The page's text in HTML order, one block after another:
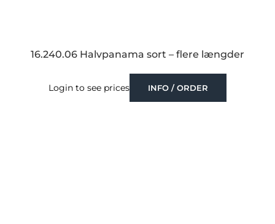
16.240.06 Halvpanama sort – flere længder
Login to see prices INFO / ORDER